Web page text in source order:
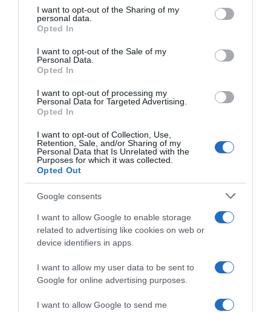
not limited to your visit or usage behaviour. You may click to
grant or deny consent to Google and its third-party tags to
use your data for below specified purposes in below Google
consent section.
I want to opt-out of the Sharing of my
personal data.
Opted In
I want to opt-out of the Sale of my
Personal Data.
Opted In
I want to opt-out of processing my
Personal Data for Targeted Advertising.
Opted In
I want to opt-out of Collection, Use,
Retention, Sale, and/or Sharing of my
Personal Data that Is Unrelated with the
Purposes for which it was collected.
Opted Out
Google consents
I want to allow Google to enable storage
related to advertising like cookies on web or
device identifiers in apps.
I want to allow my user data to be sent to
Google for online advertising purposes.
I want to allow Google to send me
Konfliktuskezelés
Ne kerüljétek el a konfliktusokat, hanem tanuljatok meg
keresetek megoldásokat a problémákra, amelyek
mindkettőtöket kielégítenek.
Az idősebb korban a párkapcsolat még mélyebb és
kiforrottabb lehet, ha figyelmet fordítotok egymásra és
az élet apró örömeire. Az említett tippek segíthetnek
boldogabb közös jövőhöz.
Megosztás: Facebook
kötelés,
megtartás ,egymásrafigyelés
Korábbi bejegyzések